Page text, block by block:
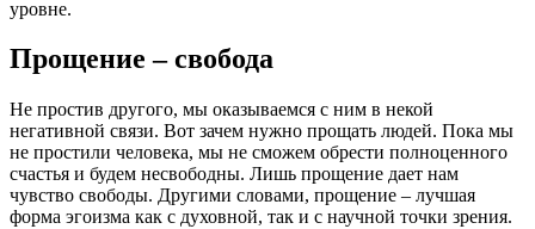
уровне.
Прощение – свобода
Не простив другого, мы оказываемся с ним в некой
негативной связи. Вот зачем нужно прощать людей. Пока мы
не простили человека, мы не сможем обрести полноценного
счастья и будем несвободны. Лишь прощение дает нам
чувство свободы. Другими словами, прощение – лучшая
форма эгоизма как с духовной, так и с научной точки зрения.